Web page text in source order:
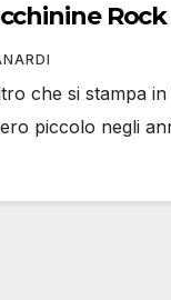
che si stampa
piccolo negli